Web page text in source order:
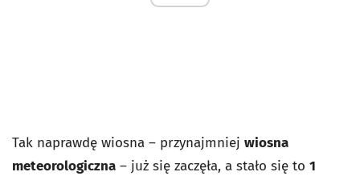
Tak naprawdę wiosna – przynajmniej wiosna
meteorologiczna – już się zaczęła, a stało się to 1